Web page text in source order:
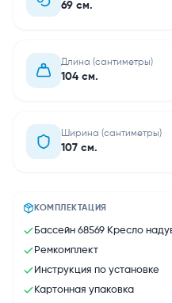
69 см.
Длина (сантиметры)
104 см.
Ширина (сантиметры)
107 см.
КОМПЛЕКТАЦИЯ
Бассейн 68569 Кресло
Ремкомплект
Инструкция по установке
Картонная упаковка